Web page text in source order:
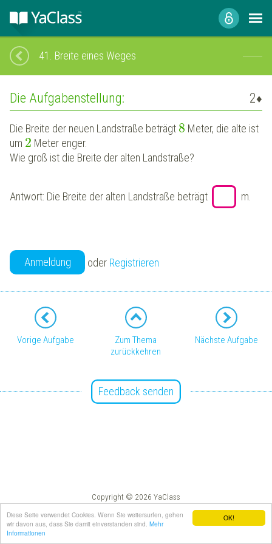
OK!
Diese Seite verwendet Cookies. Wenn Sie weitersurfen, gehen
wir davon aus, dass Sie damit einverstanden sind. Mehr
Informationen
41. Breite eines Weges
Die Aufgabenstellung: 2♦
Die Breite der neuen Landstraße beträgt 8 Meter, die alte ist
um 2 Meter enger.
Wie groß ist die Breite der alten Landstraße?
Antwort: Die Breite der alten Landstraße beträgt m.
Anmeldung oder Registrieren
Vorige Aufgabe
Zum Thema
zurückkehren
Nächste Aufgabe
Feedback senden
Copyright © 2026 YaClass
Impressum
AGB